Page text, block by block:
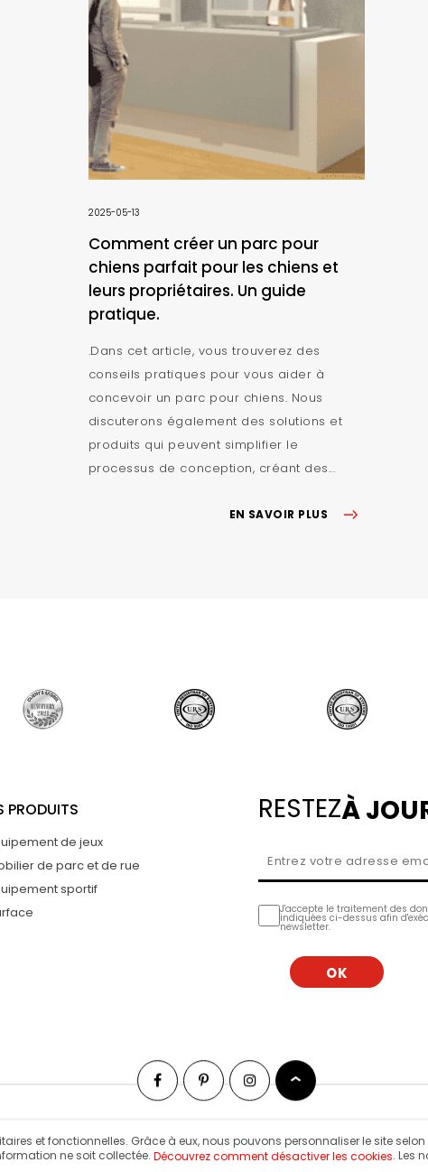
2025-05-13
Comment créer un parc pour
chiens parfait pour les chiens et
leurs propriétaires. Un guide
pratique.
.Dans cet article, vous trouverez des
conseils pratiques pour vous aider à
concevoir un parc pour chiens. Nous
discuterons également des solutions et
produits qui peuvent simplifier le
processus de conception, créant des...
EN SAVOIR PLUS
PRODUITS
de jeux
de parc et de rue
sportif
RESTEZÀ
J'accepte le traitement des
indiquées ci-dessus afin
newsletter.
et fonctionnelles. Grâce à eux, nous pouvons personnaliser le site
ne soit collectée. Découvrez comment désactiver les cookies. Les